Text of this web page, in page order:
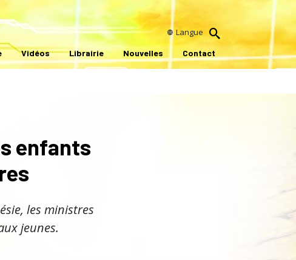
Langue
Vidéos Librairie Nouvelles Contact
enfants
les ministres
jeunes.